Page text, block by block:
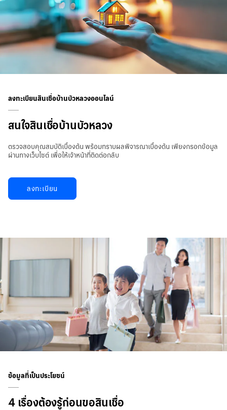
ลงทะเบียนสินเชื่อบ้านบัวหลวงออนไลน์
สนใจสินเชื่อบ้านบัวหลวง
ตรวจสอบคุณสมบัติเบื้องต้น พร้อมทราบผลพิจารณาเบื้องต้น เพียงกรอกข้อมูล
ผ่านทางเว็บไซต์ เพื่อให้เจ้าหน้าที่ติดต่อกลับ
ลงทะเบียน
ข้อมูลที่เป็นประโยชน์
4 เรื่องต้องรู้ก่อนขอสินเชื่อ